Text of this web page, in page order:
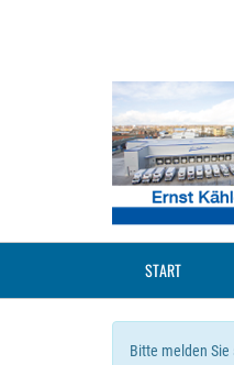
START
Bitte melden Sie